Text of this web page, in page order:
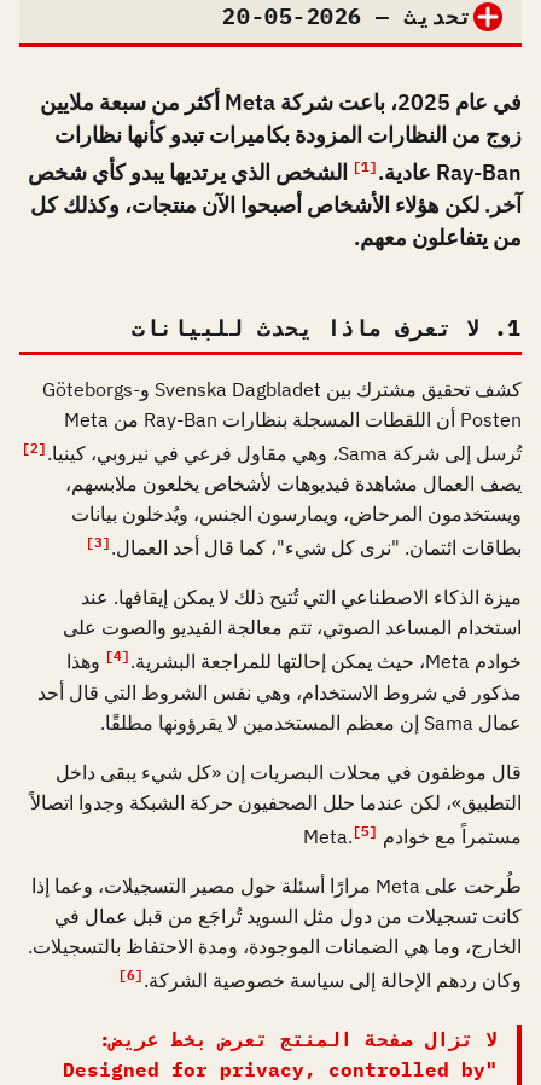
تحديث — 2026-05-20
في عام 2025، باعت شركة Meta أكثر من سبعة ملايين
زوج من النظارات المزودة بكاميرات تبدو كأنها نظارات
Ray-Ban عادية.
[1]
الشخص الذي يرتديها يبدو كأي شخص
آخر. لكن هؤلاء الأشخاص أصبحوا الآن منتجات، وكذلك كل
من يتفاعلون معهم.
1. لا تعرف ماذا يحدث للبيانات
كشف تحقيق مشترك بين Svenska Dagbladet وGöteborgs-
Posten أن اللقطات المسجلة بنظارات Ray-Ban من Meta
تُرسل إلى شركة Sama، وهي مقاول فرعي في نيروبي، كينيا.
[2]
يصف العمال مشاهدة فيديوهات لأشخاص يخلعون ملابسهم،
ويستخدمون المرحاض، ويمارسون الجنس، ويُدخلون بيانات
بطاقات ائتمان. "نرى كل شيء"، كما قال أحد العمال. [3]
ميزة الذكاء الاصطناعي التي تُتيح ذلك لا يمكن إيقافها. عند
استخدام المساعد الصوتي، تتم معالجة الفيديو والصوت على
خوادم Meta، حيث يمكن إحالتها للمراجعة البشرية.
[4]
وهذا
مذكور في شروط الاستخدام، وهي نفس الشروط التي قال أحد
عمال Sama إن معظم المستخدمين لا يقرؤونها مطلقًا.
قال موظفون في محلات البصريات إن «كل شيء يبقى داخل
التطبيق»، لكن عندما حلل الصحفيون حركة الشبكة وجدوا اتصالاً
مستمراً مع خوادم Meta. [5]
طُرحت على Meta مرارًا أسئلة حول مصير التسجيلات، وعما إذا
كانت تسجيلات من دول مثل السويد تُراجَع من قبل عمال في
الخارج، وما هي الضمانات الموجودة، ومدة الاحتفاظ بالتسجيلات.
وكان ردهم الإحالة إلى سياسة خصوصية الشركة. [6]
لا تزال صفحة المنتج تعرض بخط عريض:
"Designed for privacy, controlled by